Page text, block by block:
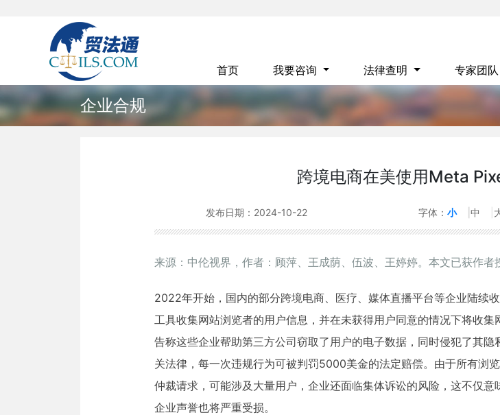
首页 我要咨询 法律查明 专家团队
企业合规
跨境电商在美使用Meta
发布日期： 2024-10-22 字体： 小 中
来源：中伦视界，作者：顾萍、王成荫、伍波、王婷婷。本文已获作者
2022年开始，国内的部分跨境电商、医疗、媒体直播平台等企业陆续
工具收集网站浏览者的用户信息，并在未获得用户同意的情况下将收
告称这些企业帮助第三方公司窃取了用户的电子数据，同时侵犯了其
关法律，每一次违规行为可被判罚5000美金的法定赔偿。由于所有浏
仲裁请求，可能涉及大量用户，企业还面临集体诉讼的风险，这不仅
企业声誉也将严重受损。